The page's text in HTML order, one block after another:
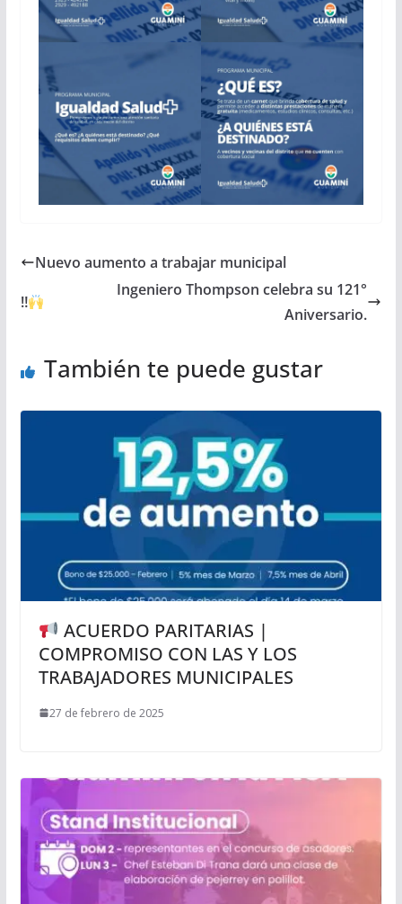
Nuevo aumento a trabajar municipal
‼
Ingeniero Thompson celebra su 121°
Aniversario.
También te puede gustar
ACUERDO PARITARIAS |
COMPROMISO CON LAS Y LOS
TRABAJADORES MUNICIPALES
27 de febrero de 2025